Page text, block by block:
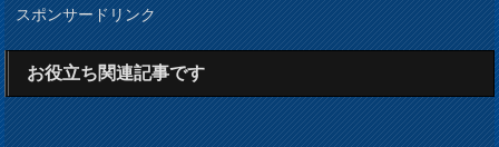
スポンサードリンク
お役立ち関連記事です